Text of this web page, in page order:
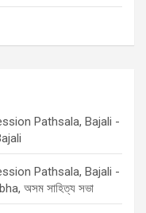
Pathsala, Bajali -
Pathsala, Bajali -
অসম সাহিত্য সভা